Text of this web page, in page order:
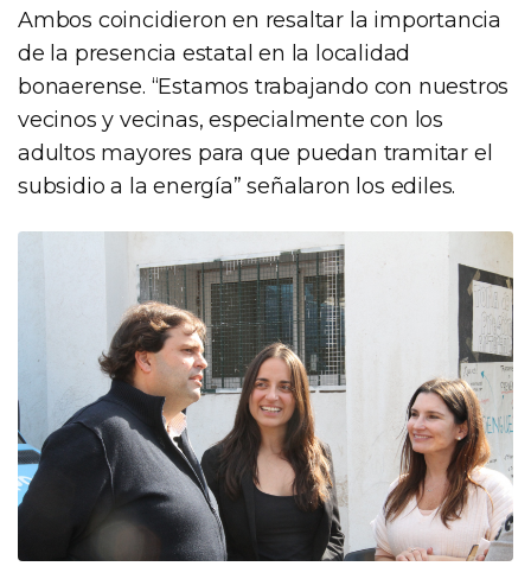
Ambos coincidieron en resaltar la importancia
de la presencia estatal en la localidad
bonaerense. “Estamos trabajando con nuestros
vecinos y vecinas, especialmente con los
adultos mayores para que puedan tramitar el
subsidio a la energía” señalaron los ediles.